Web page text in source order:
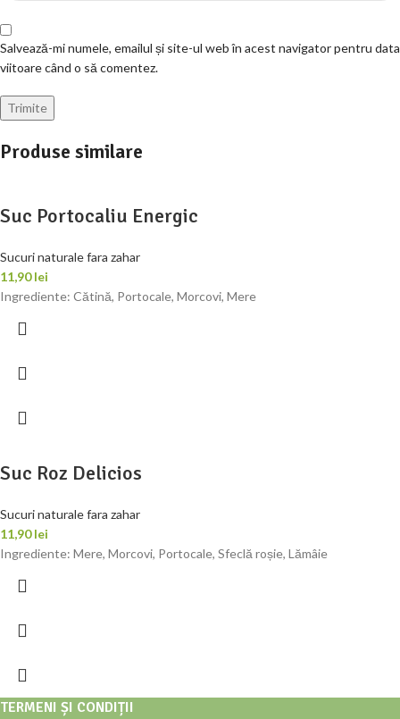
Salvează-mi numele, emailul și site-ul web în acest navigator pentru data
viitoare când o să comentez.
Produse similare
Suc Portocaliu Energic
Sucuri naturale fara zahar
11,90lei
Ingrediente: Cătină, Portocale, Morcovi, Mere
Suc Roz Delicios
Sucuri naturale fara zahar
11,90lei
Ingrediente: Mere, Morcovi, Portocale, Sfeclă roșie, Lămâie
TERMENI ȘI CONDIȚII